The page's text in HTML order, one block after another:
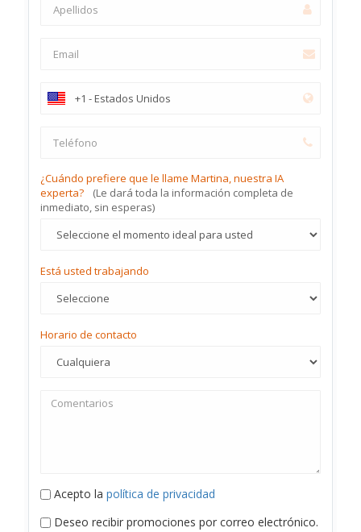
¿Cuándo prefiere que le llame Martina, nuestra IA
experta?
(Le dará toda la información completa de
inmediato, sin esperas)
Está usted trabajando
Horario de contacto
Acepto la política de privacidad
Deseo recibir promociones por correo electrónico.